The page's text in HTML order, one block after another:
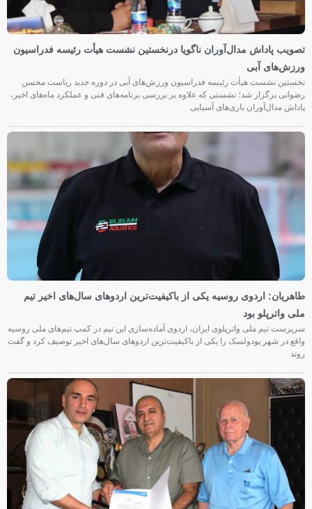
تصویب پاداش مدال‌آوران ناگویا درنخستین نشست هیأت رئیسه فدراسیون
ورزش‌های آبی
نخستین نشست هیأت رئیسه فدراسیون ورزش‌های آبی در دوره جدید ریاست محسن
رضوانی برگزار شد؛ نشستی که علاوه بر بررسی برنامه‌های فنی و عملکرد ماه‌های اخیر،
پاداش مدال‌آوران بازی‌های آسیایی
طاهریان: اردوی روسیه یکی از باکیفیت‌ترین اردوهای سال‌های اخیر تیم
ملی واترپلو بود
سرپرست تیم ملی واترپلوی ایران، اردوی آماده‌سازی این تیم در کمپ تیم‌های ملی روسیه
واقع در شهر پودولسک را یکی از باکیفیت‌ترین اردوهای سال‌های اخیر توصیف کرد و گفت
روند